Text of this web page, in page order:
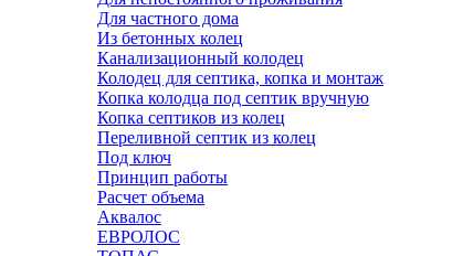
Для частного дома
Из бетонных колец
Канализационный колодец
Колодец для септика, копка и монтаж
Копка колодца под септик вручную
Копка септиков из колец
Переливной септик из колец
Под ключ
Принцип работы
Расчет объема
Аквалос
ЕВРОЛОС